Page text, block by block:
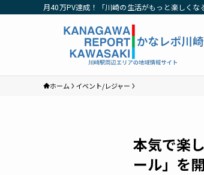
月40万PV達成！「川崎の生活がもっと楽しくな
ホーム イベント/レジャー
本気で楽
ール」を